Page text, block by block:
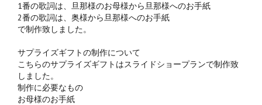
1番の歌詞は、旦那様のお母様から旦那様へのお手紙
2番の歌詞は、奥様から旦那様へのお手紙
で制作致しました。
サプライズギフトの制作について
こちらのサプライズギフトはスライドショープランで制作致
しました。
制作に必要なもの
お母様のお手紙